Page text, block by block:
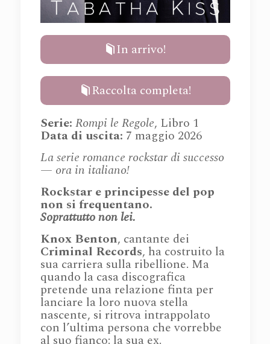
In arrivo!
Raccolta completa!
Serie: Rompi le Regole, Libro 1
Data di uscita: 7 maggio 2026
La serie romance rockstar di successo
— ora in italiano!
Rockstar e principesse del pop
non si frequentano.
Soprattutto non lei.
Knox Benton, cantante dei
Criminal Records, ha costruito la
sua carriera sulla ribellione. Ma
quando la casa discografica
pretende una relazione finta per
lanciare la loro nuova stella
nascente, si ritrova intrappolato
con l’ultima persona che vorrebbe
al suo fianco: la sua ex.